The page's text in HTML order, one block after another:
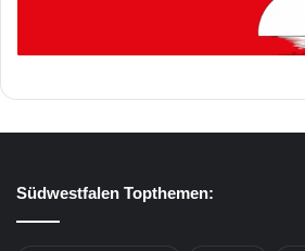
Südwestfalen Topthemen: